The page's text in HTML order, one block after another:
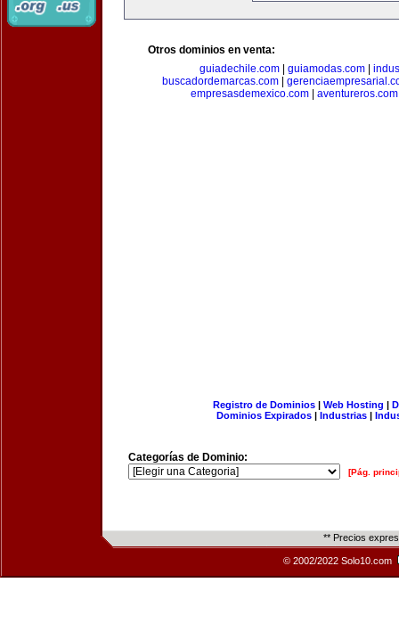
Otros dominios en venta:
guiadechile.com
guiamodas.com
buscadordemarcas.com|
empresasdemexico.com| aventureros.com
Registro de Dominios| Web Hosting |
Dominios Expirados | Industrias |
Categorías de Dominio:
[Pág.
** Precios
© 2002/2022 Solo10.com